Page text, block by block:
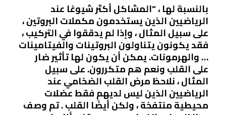
بالنسبة لها ، “المشاكل أكثر شيوعًا عند
الرياضيين الذين يستخدمون مكملات البروتين ،
على سبيل المثال ، وإذا لم يدققوا في التركيب ،
فقد يكونون يتناولون البروتينات والفيتامينات
… والهرمونات. يمكن أن يكون لها تأثير ضار
على القلب ونعم هم متكررون. على سبيل
المثال ، نلاحظ مرض القلب الضخامي عند
الرياضيين الذين ليس لديهم فقط عضلات
محيطية منتفخة ، ولكن أيضًا القلب . تم وصف